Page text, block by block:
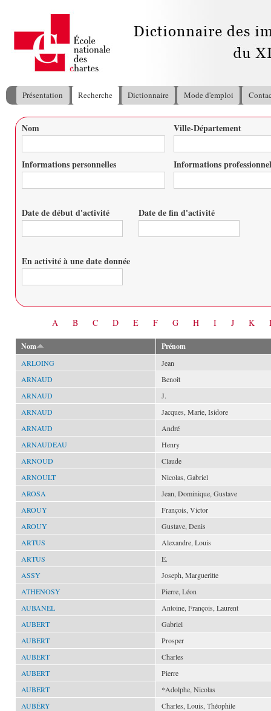
Menu principal
Présentation Recherche Dictionnaire Mode d'emploi
Vous êtes ici
Nom Ville-Département
Informations personnelles Informations
Date de début d'activité Date de fin d'activité
En activité à une date donnée
A B C D E F G H I J K
Nom Prénom
ARLOING
Jean
ARNAUD
Benoît
ARNAUD
J.
ARNAUD
Jacques, Marie, Isidore
ARNAUD
André
ARNAUDEAU
Henry
ARNOUD
Claude
ARNOULT
Nicolas, Gabriel
AROSA
Jean, Dominique, Gustave
AROUY
François, Victor
AROUY
Gustave, Denis
ARTUS
Alexandre, Louis
ARTUS
E.
ASSY
Joseph, Margueritte
ATHENOSY
Pierre, Léon
AUBANEL
Antoine, François, Laurent
AUBERT
Gabriel
AUBERT
Prosper
AUBERT
Charles
AUBERT
Pierre
AUBERT
*Adolphe, Nicolas
AUBÉRY
Charles, Louis, Théophile